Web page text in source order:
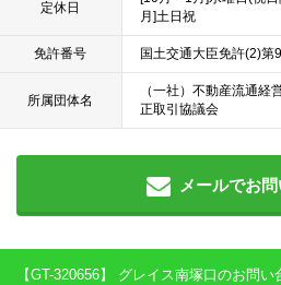
定休日
月]土日祝
免許番号 国土交通大臣免許(2)第
所属団体名
（一社）不動産流通経
正取引協議会
メールでお
【GT-320656】 グレイス南塚口のお問い